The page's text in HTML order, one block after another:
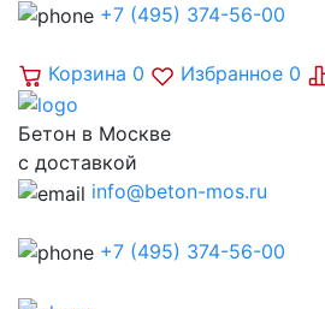
+7 (495) 374-56-00
Корзина 0 Избранное 0
Бетон в Москве
с доставкой
info@beton-mos.ru
+7 (495) 374-56-00